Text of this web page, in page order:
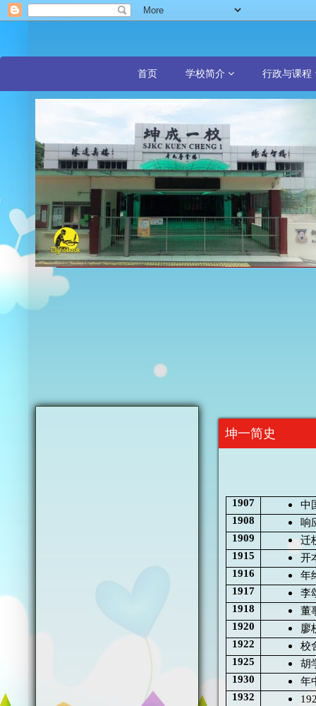
首页 学校简介 行政与课程
坤一简史
1907
中
1908
响
1909
迁
1915
开
1916
年
1917
李
1918
董
1920
廖
1922
校
1925
胡
1930
年
1932